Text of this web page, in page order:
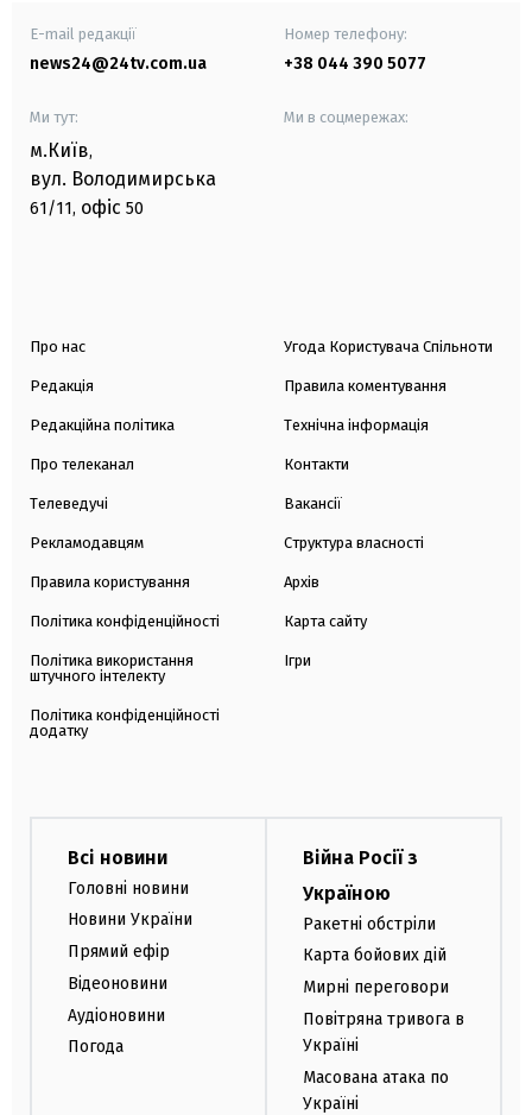
E-mail редакції
news24@24tv.com.ua
Номер телефону:
+38 044 390 5077
Ми тут:
м.Київ,
вул. Володимирська
61/11, офіс 50
Ми в соцмережах:
Про нас
Редакція
Редакційна політика
Про телеканал
Телеведучі
Рекламодавцям
Правила користування
Політика конфіденційності
Політика використання
штучного інтелекту
Політика конфіденційності
додатку
Угода Користувача Спільноти
Правила коментування
Технічна інформація
Контакти
Вакансії
Структура власності
Архів
Карта сайту
Ігри
Всі новини
Головні новини
Новини України
Прямий ефір
Відеоновини
Аудіоновини
Погода
Війна Росії з
Україною
Ракетні обстріли
Карта бойових дій
Мирні переговори
Повітряна тривога в
Україні
Масована атака по
Україні